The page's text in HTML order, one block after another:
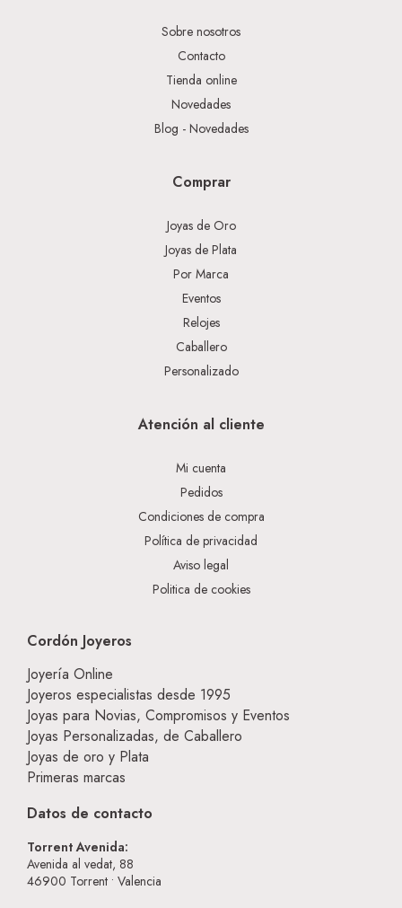
Sobre nosotros
Contacto
Tienda online
Novedades
Blog - Novedades
Comprar
Joyas de Oro
Joyas de Plata
Por Marca
Eventos
Relojes
Caballero
Personalizado
Atención al cliente
Mi cuenta
Pedidos
Condiciones de compra
Política de privacidad
Aviso legal
Politica de cookies
Cordón Joyeros
Joyería Online
Joyeros especialistas desde 1995
Joyas para Novias, Compromisos y Eventos
Joyas Personalizadas, de Caballero
Joyas de oro y Plata
Primeras marcas
Datos de contacto
Torrent Avenida:
Avenida al vedat, 88
46900 Torrent • Valencia